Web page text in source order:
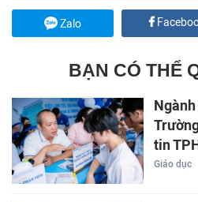
Zalo
BẠN CÓ THỂ
tin
Giáo dục